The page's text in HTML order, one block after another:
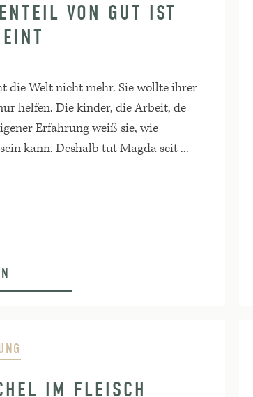
VON GUT IST
die Welt nicht mehr. Sie wollte ihrer
helfen. Die kinder, die Arbeit, de
Erfahrung weiß sie, wie
kann. Deshalb tut Magda seit ...
IM FLEISCH